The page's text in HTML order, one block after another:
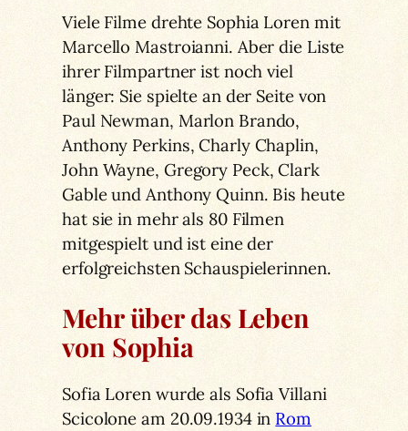
Viele Filme drehte Sophia Loren mit
Marcello Mastroianni. Aber die Liste
ihrer Filmpartner ist noch viel
länger: Sie spielte an der Seite von
Paul Newman, Marlon Brando,
Anthony Perkins, Charly Chaplin,
John Wayne, Gregory Peck, Clark
Gable und Anthony Quinn. Bis heute
hat sie in mehr als 80 Filmen
mitgespielt und ist eine der
erfolgreichsten Schauspielerinnen.
Mehr über das Leben
von Sophia
Sofia Loren wurde als Sofia Villani
Scicolone am 20.09.1934 in Rom